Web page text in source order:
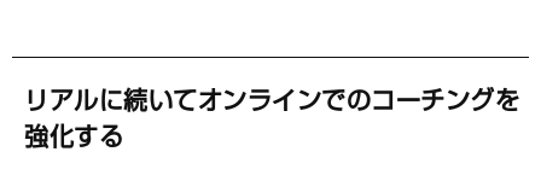
リアルに続いてオンラインでのコーチングを
強化する